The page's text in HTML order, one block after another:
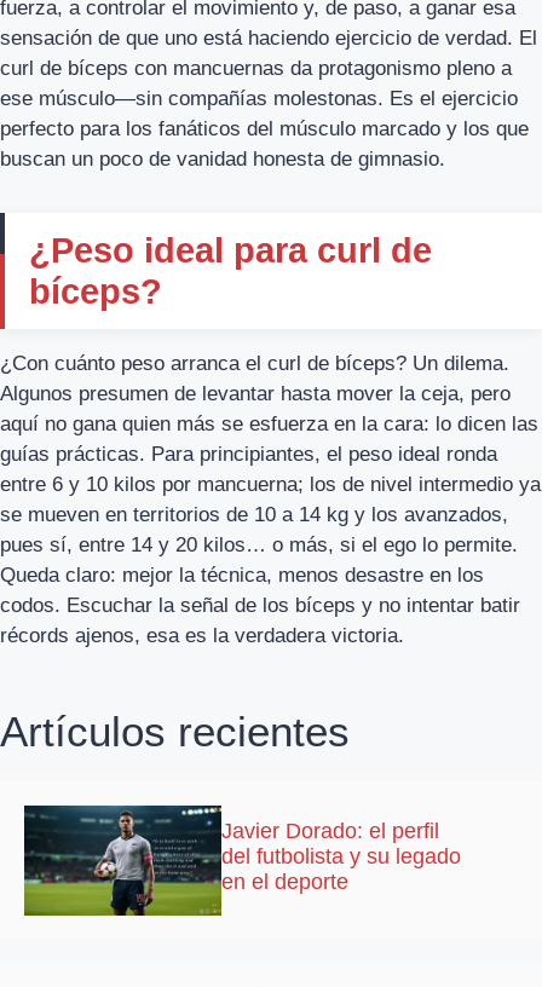
fuerza, a controlar el movimiento y, de paso, a ganar esa
sensación de que uno está haciendo ejercicio de verdad. El
curl de bíceps con mancuernas da protagonismo pleno a
ese músculo—sin compañías molestonas. Es el ejercicio
perfecto para los fanáticos del músculo marcado y los que
buscan un poco de vanidad honesta de gimnasio.
¿Peso ideal para curl de
bíceps?
¿Con cuánto peso arranca el curl de bíceps? Un dilema.
Algunos presumen de levantar hasta mover la ceja, pero
aquí no gana quien más se esfuerza en la cara: lo dicen las
guías prácticas. Para principiantes, el peso ideal ronda
entre 6 y 10 kilos por mancuerna; los de nivel intermedio ya
se mueven en territorios de 10 a 14 kg y los avanzados,
pues sí, entre 14 y 20 kilos… o más, si el ego lo permite.
Queda claro: mejor la técnica, menos desastre en los
codos. Escuchar la señal de los bíceps y no intentar batir
récords ajenos, esa es la verdadera victoria.
Artículos recientes
Javier Dorado: el perfil
del futbolista y su legado
en el deporte